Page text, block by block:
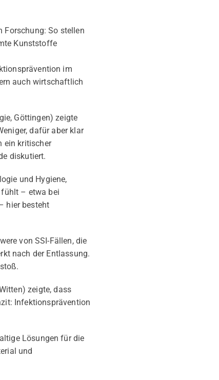
Forschung: So stellen
Kunststoffe
im
auch wirtschaftlich
Göttingen) zeigte
dafür aber klar
ein kritischer
diskutiert.
und Hygiene,
fühlt – etwa bei
hier besteht
von SSI-Fällen, die
nach der Entlassung.
zeigte, dass
Infektionsprävention
Lösungen für die
und